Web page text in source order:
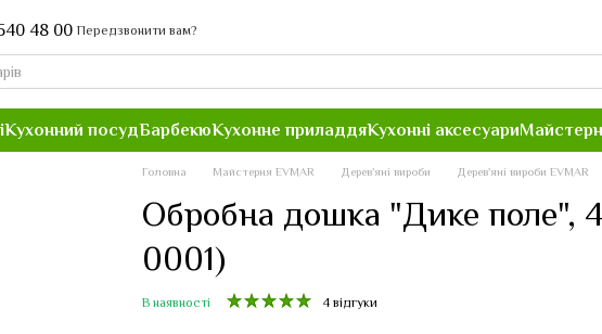
48 00 Передзвонити вам?
Кухонний посудБарбекюКухонне приладдяКухонні аксесуари
Головна Майстерня EVMAR Дерев'яні вироби Дерев'яні вироби EVMAR
Обробна дошка "Дике поле",
0001)
В наявності 4 відгуки